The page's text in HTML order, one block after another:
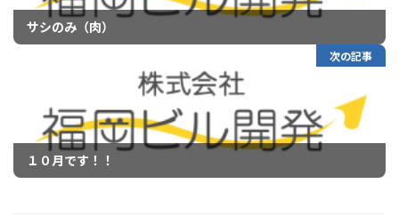
サシのみ（肉）
次の記事
１０月です！！